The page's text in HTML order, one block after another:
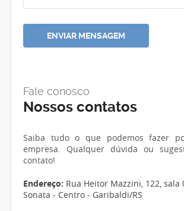
Fale conosco
Nossos contatos
Saiba tudo o que podemos fazer
empresa. Qualquer dúvida ou
contato!
Endereço: Rua Heitor Mazzini, 122, sala
Sonata - Centro - Garibaldi/RS